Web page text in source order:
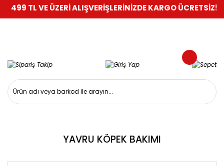
TL VE ÜZERİ ALIŞVERİŞLERİNİZDE KARGO ÜCRETSİZ!
YAVRU KÖPEK BAKIMI